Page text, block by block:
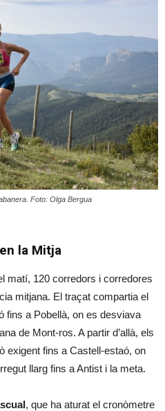
Foto: Olga Bergua
la Mitja
matí, 120 corredors i corredores
mitjana. El traçat compartia el
fins a Pobellà, on es desviava
de Mont-ros. A partir d’allà, els
exigent fins a Castell-estaó, on
llarg fins a Antist i la meta.
, que ha aturat el cronòmetre